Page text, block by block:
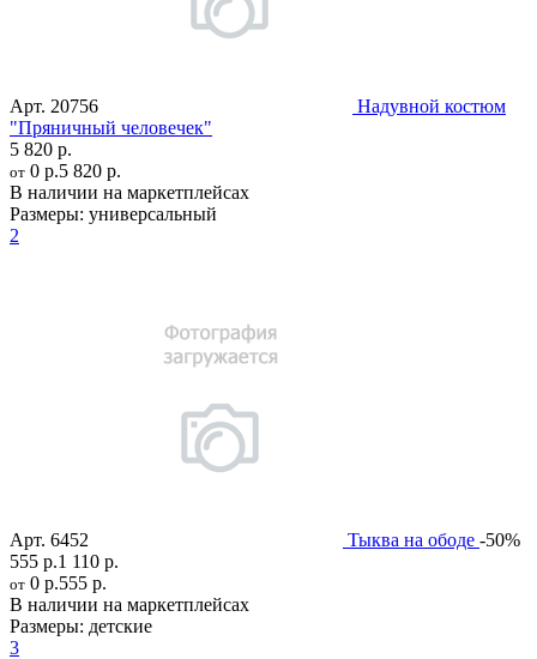
Арт. 20756
Надувной костюм
"Пряничный человечек"
5 820 р.
от 0 р.5 820 р.
В наличии на маркетплейсах
Размеры: универсальный
2
Арт. 6452 Тыква на ободе -50%
555 р.1 110 р.
от 0 р.555 р.
В наличии на маркетплейсах
Размеры: детские
3